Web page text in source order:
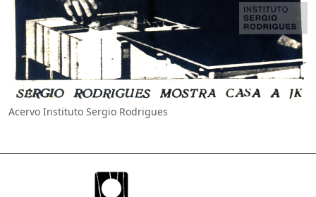
Acervo Instituto Sergio Rodrigues